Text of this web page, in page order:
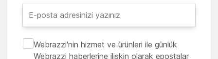
Webrazzi'nin hizmet ve ürünleri ile günlük
Webrazzi haberlerine ilişkin olarak epostalar